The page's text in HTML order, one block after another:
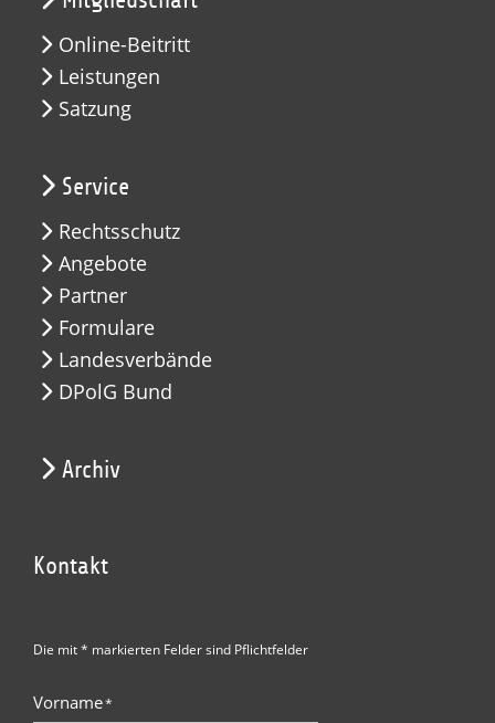
Online-Beitritt
Leistungen
Satzung
Service
Rechtsschutz
Angebote
Partner
Formulare
Landesverbände
DPolG Bund
Archiv
Kontakt
Die mit * markierten Felder sind Pflichtfelder
Vorname*